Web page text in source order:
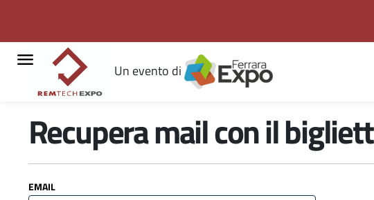
menu Un evento di
Recupera mail con il
EMAIL